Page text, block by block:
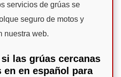
servicios de grúas se
seguro de motos y
nuestra web.
las grúas cercanas
en español para